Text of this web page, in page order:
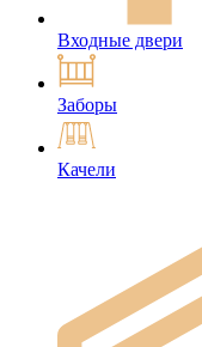
Входные двери
Заборы
Качели